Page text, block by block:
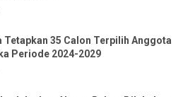
Tetapkan 35 Calon Terpilih Anggota
Periode 2024-2029